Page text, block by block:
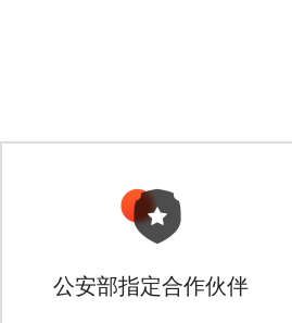
公安部指定合作伙伴